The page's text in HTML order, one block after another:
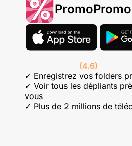
PromoPromo
(4.6)
✓ Enregistrez vos folders
✓ Voir tous les dépliants
vous
✓ Plus de 2 millions de